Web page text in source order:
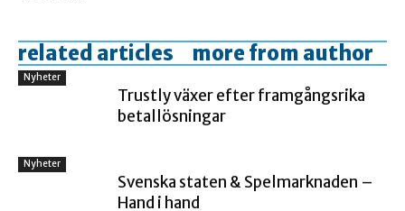
related articles more from author
Nyheter
Trustly växer efter framgångsrika
betallösningar
Nyheter
Svenska staten & Spelmarknaden –
Hand i hand